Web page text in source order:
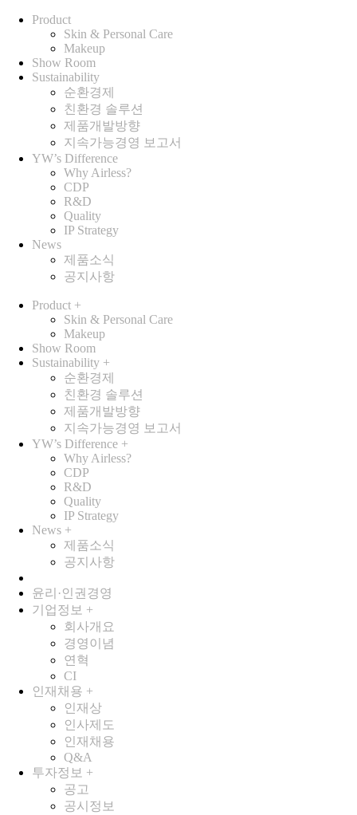
Product
Skin & Personal Care
Makeup
Show Room
Sustainability
순환경제
친환경 솔루션
제품개발방향
지속가능경영 보고서
YW’s Difference
Why Airless?
CDP
R&D
Quality
IP Strategy
News
제품소식
공지사항
Product +
Skin & Personal Care
Makeup
Show Room
Sustainability +
순환경제
친환경 솔루션
제품개발방향
지속가능경영 보고서
YW’s Difference +
Why Airless?
CDP
R&D
Quality
IP Strategy
News +
제품소식
공지사항
윤리·인권경영
기업정보 +
회사개요
경영이념
연혁
CI
인재채용 +
인재상
인사제도
인재채용
Q&A
투자정보 +
공고
공시정보